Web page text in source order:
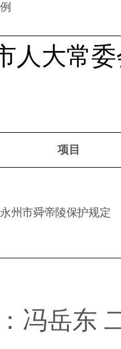
例
人大常
项目
永州市舜帝陵保护规定
冯岳东